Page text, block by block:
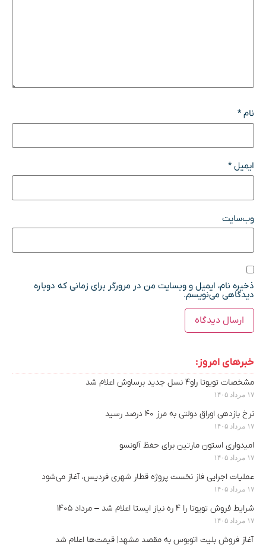
نام*
ایمیل*
وب‌سایت
ذخیره نام، ایمیل و وبسایت من در مرورگر برای زمانی که دوباره
دیدگاهی می‌نویسم.
خبرهای امروز:
مشخصات تویوتا راو۴ نسل جدید برساوش اعلام شد
۱۷ مرداد ۱۴۰۵
نرخ بازدهی اوراق دولتی به مرز ۴۰ درصد رسید
۱۷ مرداد ۱۴۰۵
امیدواری استون مارتین برای حفظ آلونسو
۱۷ مرداد ۱۴۰۵
عملیات اجرایی فاز نخست پروژه قطار شهری فردیس، آغاز می‌شود
۱۷ مرداد ۱۴۰۵
شرایط فروش تویوتا را ۴ ره نیاز ایستا اعلام شد – مرداد ۱۴۰۵
۱۷ مرداد ۱۴۰۵
آغاز فروش بلیت اتوبوس به مقصد مشهد| قیمت‌ها اعلام شد